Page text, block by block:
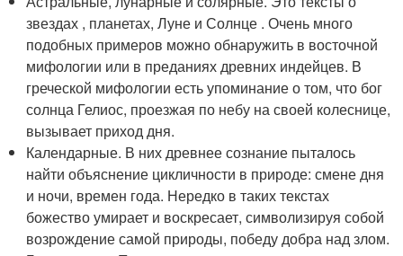
звездах , планетах, Луне и Солнце . Очень много
подобных примеров можно обнаружить в восточной
мифологии или в преданиях древних индейцев. В
греческой мифологии есть упоминание о том, что бог
солнца Гелиос, проезжая по небу на своей колеснице,
вызывает приход дня.
Календарные. В них древнее сознание пыталось
найти объяснение цикличности в природе: смене дня
и ночи, времен года. Нередко в таких текстах
божество умирает и воскресает, символизируя собой
возрождение самой природы, победу добра над злом.